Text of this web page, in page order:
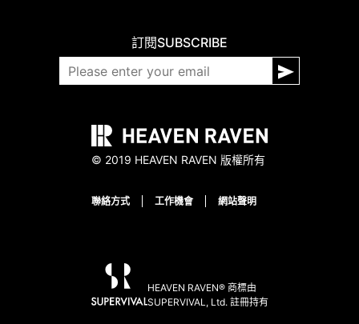
訂閱SUBSCRIBE
© 2019 HEAVEN RAVEN 版權所有
聯絡方式 工作機會 網站聲明
HEAVEN RAVEN® 商標由
SUPERVIVAL, Ltd. 註冊持有